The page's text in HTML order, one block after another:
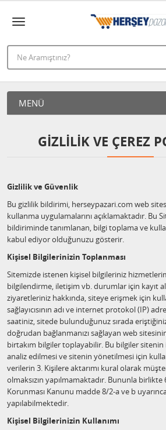
MENÜ
GIZLILIK VE ÇEREZ
Gizlilik ve Güvenlik
Bu gizlilik bildirimi, herseypazari.com web
kullanma uygulamalarını açıklamaktadır. Bu
bildiriminde tanımlanan, bilgi toplama ve
kabul ediyor olduğunuzu gösterir.
Kişisel Bilgilerinizin Toplanması
Sitemizde istenen kişisel bilgileriniz
bilgilendirme, iletişim vb. durumlar için kayıt
ziyaretleriniz hakkında, siteye erişmek için
sağlayıcısının adı ve internet protokol (IP)
saatiniz, sitede bulunduğunuz sırada
doğrudan bağlanmanızı sağlayan web
birtakım bilgiler toplayabilir. Bu bilgiler
analiz edilmesi ve sitenin yönetilmesi için
verilerin 3. Kişilere aktarımı kural olarak
olmaksızın yapılmamaktadır. Bununla birlikte
Korunması Kanunu madde 8/2-a ve b
yapılabilmektedir.
Kişisel Bilgilerinizin Kullanımı